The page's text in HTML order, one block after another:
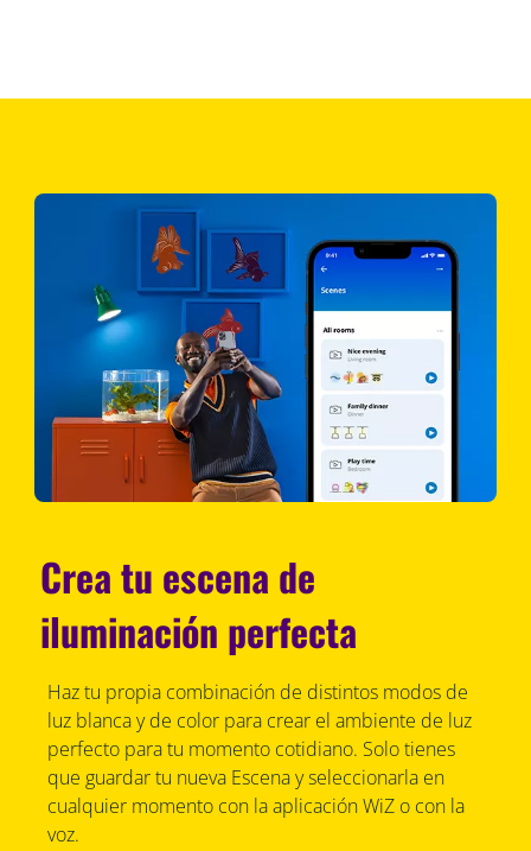
Crea tu escena de
iluminación perfecta
Haz tu propia combinación de distintos modos de
luz blanca y de color para crear el ambiente de luz
perfecto para tu momento cotidiano. Solo tienes
que guardar tu nueva Escena y seleccionarla en
cualquier momento con la aplicación WiZ o con la
voz.